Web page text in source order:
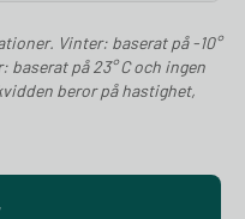
Vinter: baserat på -10°
baserat på 23° C och ingen
beror på hastighet,